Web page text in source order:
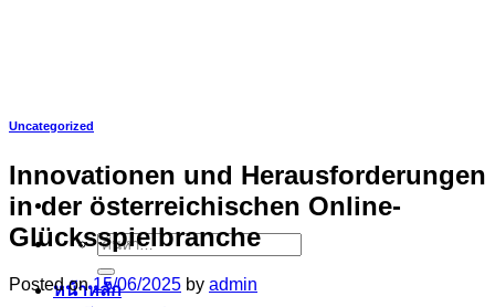
ค้นหา:
หน้าหลัก
Uncategorized
Innovationen und Herausforderungen
in der österreichischen Online-
Glücksspielbranche
Posted on15/06/2025 by admin